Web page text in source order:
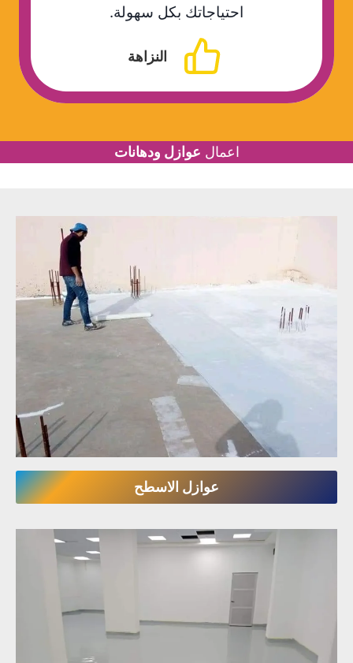
احتياجاتك بكل سهولة.
النزاهة
اعمال عوازل ودهانات
عوازل الاسطح